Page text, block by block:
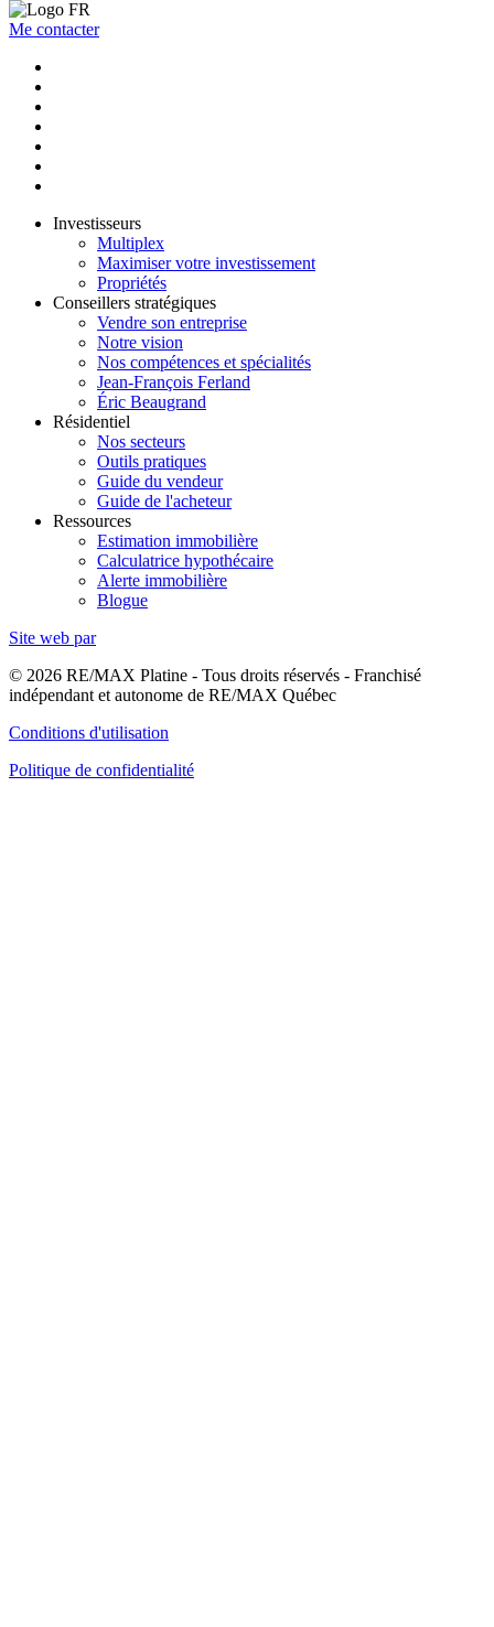
Me contacter
Investisseurs
Multiplex
Maximiser votre investissement
Propriétés
Conseillers stratégiques
Vendre son entreprise
Notre vision
Nos compétences et spécialités
Jean-François Ferland
Éric Beaugrand
Résidentiel
Nos secteurs
Outils pratiques
Guide du vendeur
Guide de l'acheteur
Ressources
Estimation immobilière
Calculatrice hypothécaire
Alerte immobilière
Blogue
Site web par
© 2026 RE/MAX Platine - Tous droits réservés - Franchisé
indépendant et autonome de RE/MAX Québec
Conditions d'utilisation
Politique de confidentialité